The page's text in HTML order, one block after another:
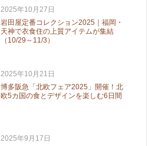
2025年10月27日
岩田屋定番コレクション2025｜福岡・
天神で衣食住の上質アイテムが集結
（10/29～11/3）
2025年10月21日
博多阪急「北欧フェア2025」開催！北
欧5カ国の食とデザインを楽しむ6日間
2025年9月17日